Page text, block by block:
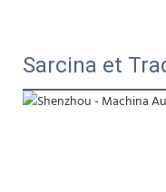
Sarcina et